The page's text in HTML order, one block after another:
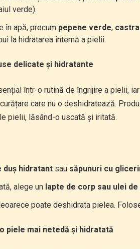
verde).
în apă, precum pepene verde,
la hidratarea internă a pielii.
delicate și hidratante
într-o rutină de îngrijire a pielii,
care nu o deshidratează.
pielii, lăsând-o uscată și iritată.
duș hidratant sau săpunuri cu
alege un lapte de corp sau ulei de
poate deshidrata pielea.
piele mai netedă și hidratată